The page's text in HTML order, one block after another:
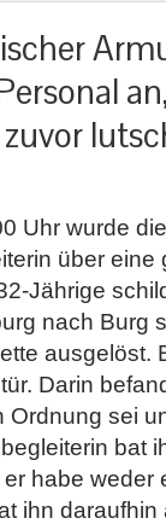
Uhr wurde
über eine
Jährige
nach Burg
ausgelöst.
Darin
sei
bat
habe weder
ihn